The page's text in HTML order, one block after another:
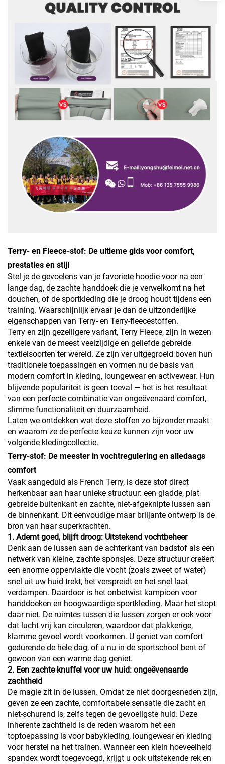
Terry- en Fleece-stof: De ultieme gids voor comfort,
prestaties en stijl
Stel je de gevoelens van je favoriete hoodie voor na een
lange dag, de zachte handdoek die je verwelkomt na het
douchen, of de sportkleding die je droog houdt tijdens een
training. Waarschijnlijk ervaar je dan de uitzonderlijke
eigenschappen van Terry- en Terry-fleecestoffen.
Terry en zijn gezelligere variant, Terry Fleece, zijn in wezen
enkele van de meest veelzijdige en geliefde gebreide
textielsoorten ter wereld. Ze zijn ver uitgegroeid boven hun
traditionele toepassingen en vormen nu de basis van
modern comfort in kleding, loungewear en activewear. Hun
blijvende populariteit is geen toeval — het is het resultaat
van een perfecte combinatie van ongeëvenaard comfort,
slimme functionaliteit en duurzaamheid.
Laten we ontdekken wat deze stoffen zo bijzonder maakt
en waarom ze de perfecte keuze kunnen zijn voor uw
volgende kledingcollectie.
Terry-stof: De meester in vochtregulering en alledaags
comfort
Vaak aangeduid als French Terry, is deze stof direct
herkenbaar aan haar unieke structuur: een gladde, plat
gebreide buitenkant en zachte, niet-afgeknipte lussen aan
de binnenkant. Dit eenvoudige maar briljante ontwerp is de
bron van haar superkrachten.
1. Ademt goed, blijft droog: Uitstekend vochtbeheer
Denk aan de lussen aan de achterkant van badstof als een
netwerk van kleine, zachte sponsjes. Deze structuur creëert
een enorme oppervlakte die vocht (zoals zweet of water)
snel uit uw huid trekt, het verspreidt en het snel laat
verdampen. Daardoor is het onbetwist kampioen voor
handdoeken en hoogwaardige sportkleding. Maar het stopt
daar niet. De ruimtes tussen die lussen zorgen er ook voor
dat lucht vrij kan circuleren, waardoor dat plakkerige,
klamme gevoel wordt voorkomen. U geniet van comfort
gedurende de hele dag, of u nu in de sportschool bent of
gewoon van een warme dag geniet.
2. Een zachte knuffel voor uw huid: ongeëvenaarde
zachtheid
De magie zit in de lussen. Omdat ze niet doorgesneden zijn,
geven ze een zachte, comfortabele sensatie die zacht en
niet-schurend is, zelfs tegen de gevoeligste huid. Deze
inherente zachtheid is de reden waarom het een
toptoepassing is voor babykleding, loungewear en kleding
voor herstel na het trainen. Wanneer een klein hoeveelheid
spandex wordt toegevoegd, krijgt u ook uitstekende rek en